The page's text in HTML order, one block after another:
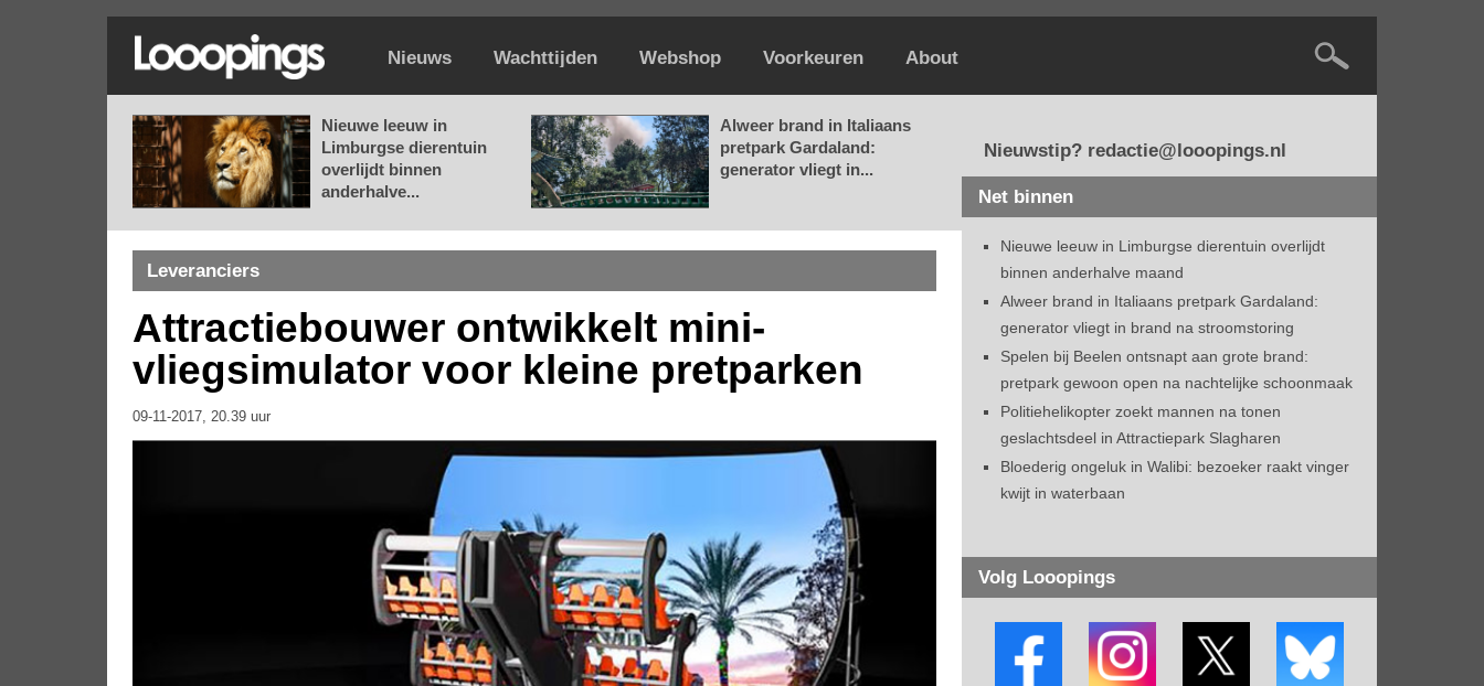
Nieuws Wachttijden Webshop Voorkeuren About
Nieuwe leeuw in
Limburgse dierentuin
overlijdt binnen
anderhalve...
Alweer brand in Italiaans
pretpark Gardaland:
generator vliegt in...
Leveranciers
Attractiebouwer ontwikkelt mini-
vliegsimulator voor kleine pretparken
09-11-2017, 20.39 uur
Nieuwstip? redactie@looopings.nl
Net binnen
Nieuwe leeuw in Limburgse dierentuin overlijdt
binnen anderhalve maand
Alweer brand in Italiaans pretpark Gardaland:
generator vliegt in brand na stroomstoring
Spelen bij Beelen ontsnapt aan grote brand:
pretpark gewoon open na nachtelijke schoonmaak
Politiehelikopter zoekt mannen na tonen
geslachtsdeel in Attractiepark Slagharen
Bloederig ongeluk in Walibi: bezoeker raakt vinger
kwijt in waterbaan
Volg Looopings